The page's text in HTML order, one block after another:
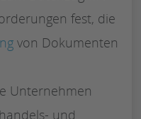
fest, die
von Dokumenten
Unternehmen
und